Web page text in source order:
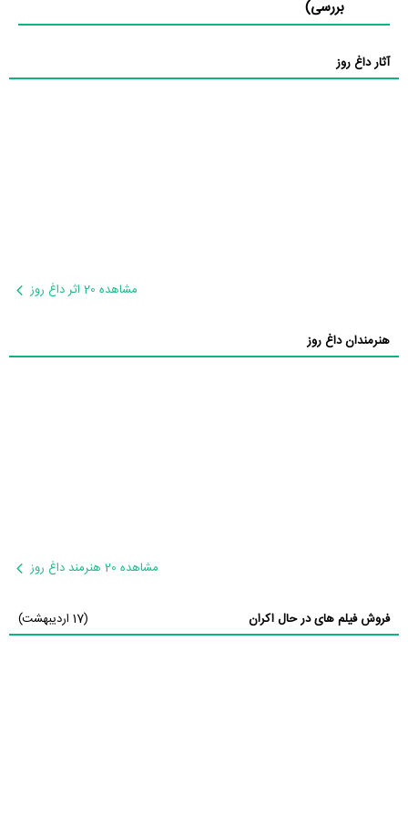
بررسی)
آثار داغ روز
مشاهده 20 اثر داغ روز
هنرمندان داغ روز
مشاهده 20 هنرمند داغ روز
فروش فیلم های در حال اکران (17 اردیبهشت)